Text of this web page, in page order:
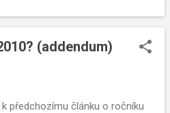
(addendum)
předchozímu článku o ročníku